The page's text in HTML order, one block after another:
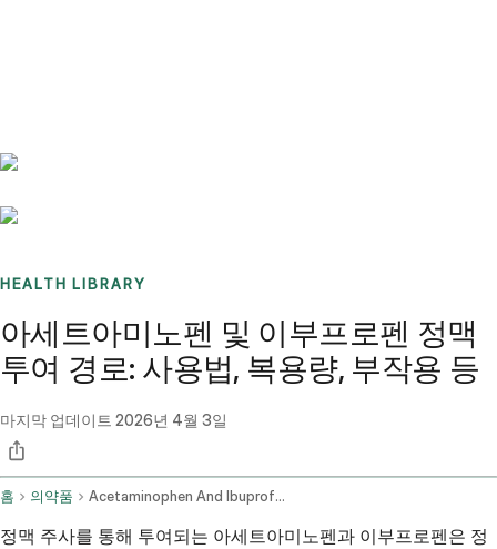
HEALTH LIBRARY
아세트아미노펜 및 이부프로펜 정맥
투여 경로: 사용법, 복용량, 부작용 등
마지막 업데이트 2026년 4월 3일
홈 의약품 Acetaminophen And Ibuprofen Intravenous Route
정맥 주사를 통해 투여되는 아세트아미노펜과 이부프로펜은 정